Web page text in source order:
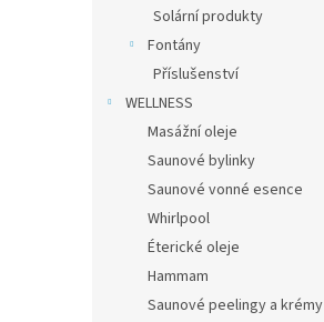
Solární produkty
Fontány
Příslušenství
WELLNESS
Masážní oleje
Saunové bylinky
Saunové vonné esence
Whirlpool
Éterické oleje
Hammam
Saunové peelingy a krémy